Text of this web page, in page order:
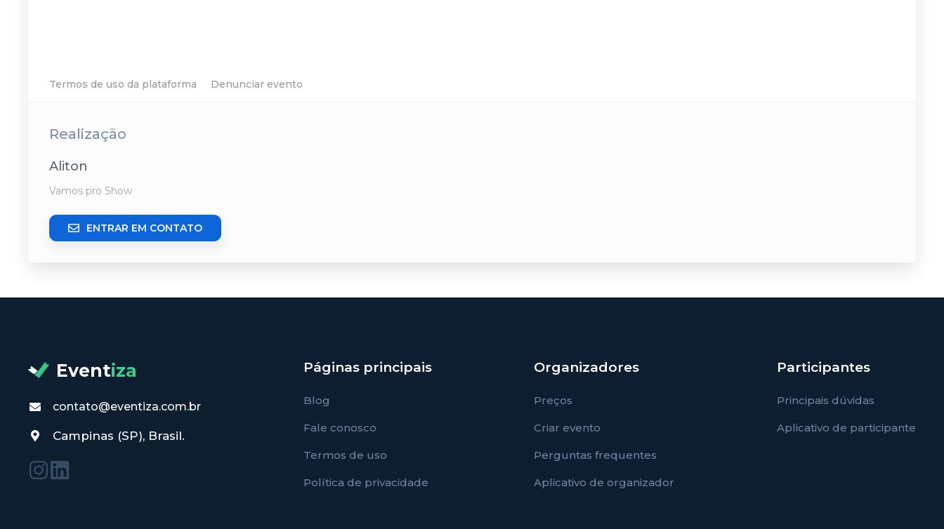
Termos de uso da plataforma Denunciar evento
Realização
Aliton
Vamos pro Show
ENTRAR EM CONTATO
Eventiza
contato@eventiza.com.br
Campinas (SP), Brasil.
Páginas principais
Blog
Fale conosco
Termos de uso
Política de privacidade
Organizadores
Preços
Criar evento
Perguntas frequentes
Aplicativo de organizador
Participantes
Principais dúvidas
Aplicativo de participante